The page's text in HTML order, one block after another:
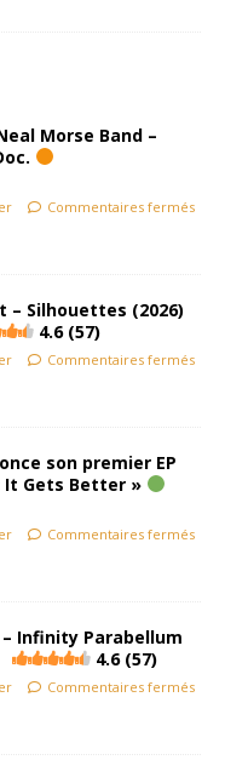
Morse Band –
Commentaires fermés
– Silhouettes (2026)
4.6 (57)
Commentaires fermés
son premier EP
It Gets Better »
Commentaires fermés
Infinity Parabellum
4.6 (57)
Commentaires fermés